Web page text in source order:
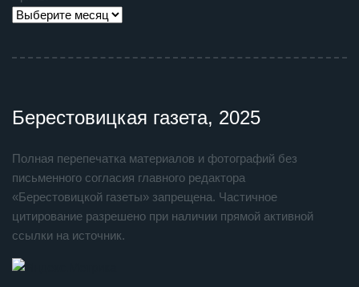
Берестовицкая газета, 2025
Полная перепечатка материалов и фотографий без
письменного согласия главного редактора
«Берестовицкой газеты» запрещена. Частичное
цитирование разрешено при наличии прямой активной
ссылки на источник.